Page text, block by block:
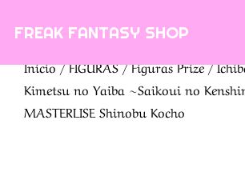
FREAK FANTASY SHOP
Inicio/FIGURAS/Figuras Prize/
Kimetsu no Yaiba ~Saikoui no
MASTERLISE Shinobu Kocho